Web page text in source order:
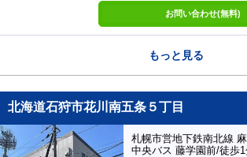
お問い合わせ(無料)
もっと見る
北海道石狩市花川南五条５丁目
札幌市営地下鉄南北線
中央バス 藤学園前/徒歩